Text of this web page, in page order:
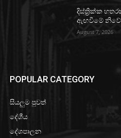
දිස්ත්‍රික්ක
ඇඟවීමේ
August 7, 2026
POPULAR CATEGORY
සියලුම පුවත්
දේශීය
දේශපාලන